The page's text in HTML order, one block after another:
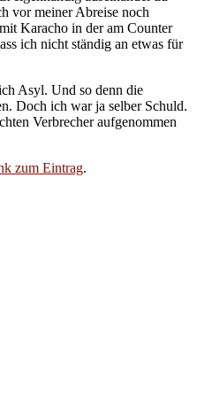
vor meiner Abreise noch
Karacho in der am Counter
ich nicht ständig an etwas für
Asyl. Und so denn die
Doch ich war ja selber Schuld.
Verbrecher aufgenommen
zum Eintrag.